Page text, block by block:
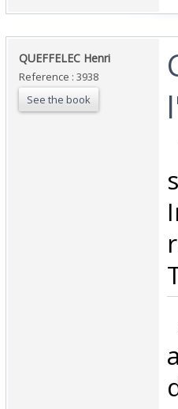
‎QUEFFELEC Henri ‎
Reference : 3938
See the book